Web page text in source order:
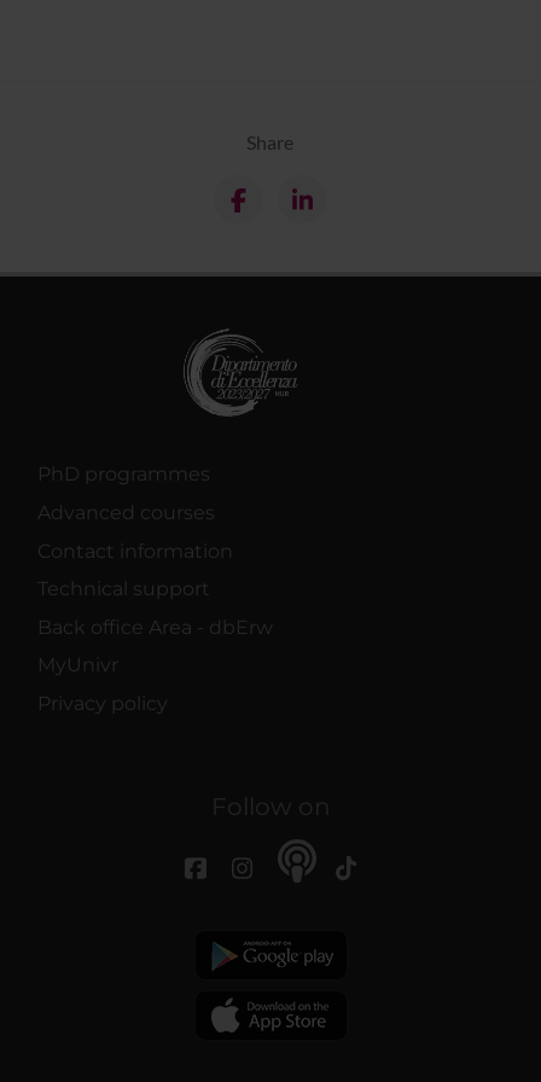
Share
PhD programmes
Advanced courses
Contact information
Technical support
Back office Area - dbErw
MyUnivr
Privacy policy
Follow on